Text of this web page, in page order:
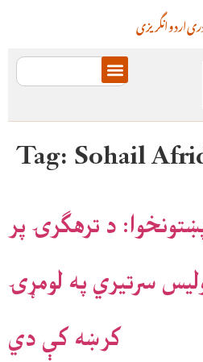
انگریزیاردو
Tag:Sohail
د ترهګرۍ پر
سرتیري په لومړۍ
کرښه کې دي